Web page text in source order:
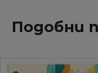
Подобни